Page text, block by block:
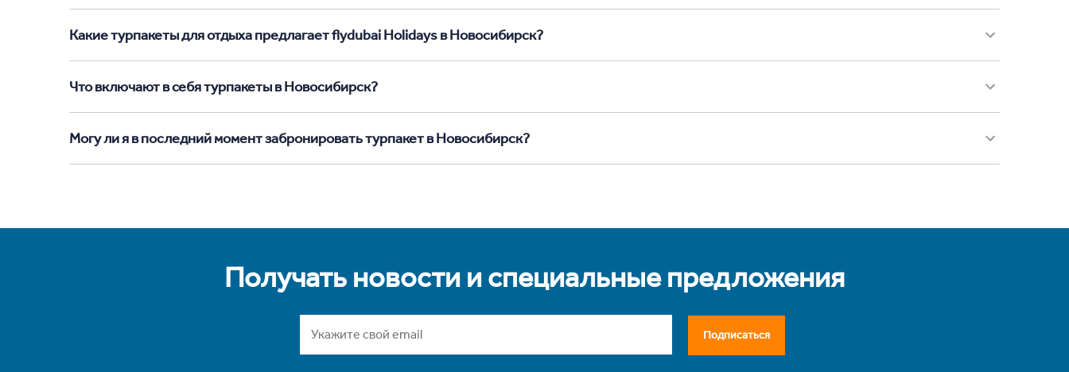
Какие турпакеты для отдыха предлагает flydubai Holidays в Новосибирск?
Что включают в себя турпакеты в Новосибирск?
Могу ли я в последний момент забронировать турпакет в Новосибирск?
Получать новости и специальные предложения
Подписаться